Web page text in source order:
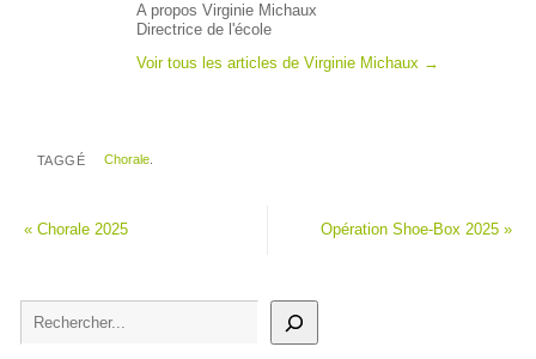
A propos Virginie Michaux
Directrice de l'école
Voir tous les articles de Virginie Michaux →
TAGGÉ Chorale
«Chorale 2025 Opération Shoe-Box 2025»